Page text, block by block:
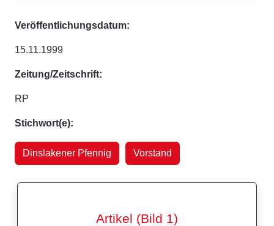
Veröffentlichungsdatum:
15.11.1999
Zeitung/Zeitschrift:
RP
Stichwort(e):
Dinslakener Pfennig Vorstand
Artikel (Bild 1)